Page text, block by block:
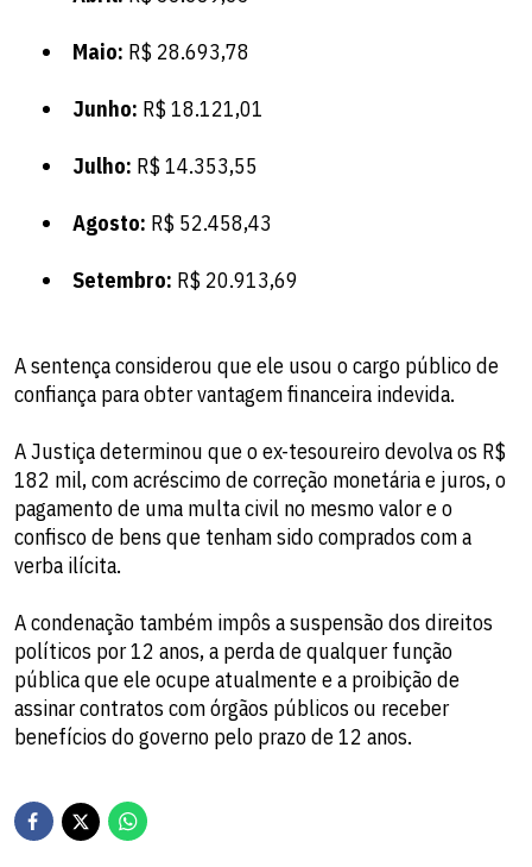
Maio: R$ 28.693,78
Junho: R$ 18.121,01
Julho: R$ 14.353,55
Agosto: R$ 52.458,43
Setembro: R$ 20.913,69
A sentença considerou que ele usou o cargo público de
confiança para obter vantagem financeira indevida.
A Justiça determinou que o ex-tesoureiro devolva os R$
182 mil, com acréscimo de correção monetária e juros, o
pagamento de uma multa civil no mesmo valor e o
confisco de bens que tenham sido comprados com a
verba ilícita.
A condenação também impôs a suspensão dos direitos
políticos por 12 anos, a perda de qualquer função
pública que ele ocupe atualmente e a proibição de
assinar contratos com órgãos públicos ou receber
benefícios do governo pelo prazo de 12 anos.